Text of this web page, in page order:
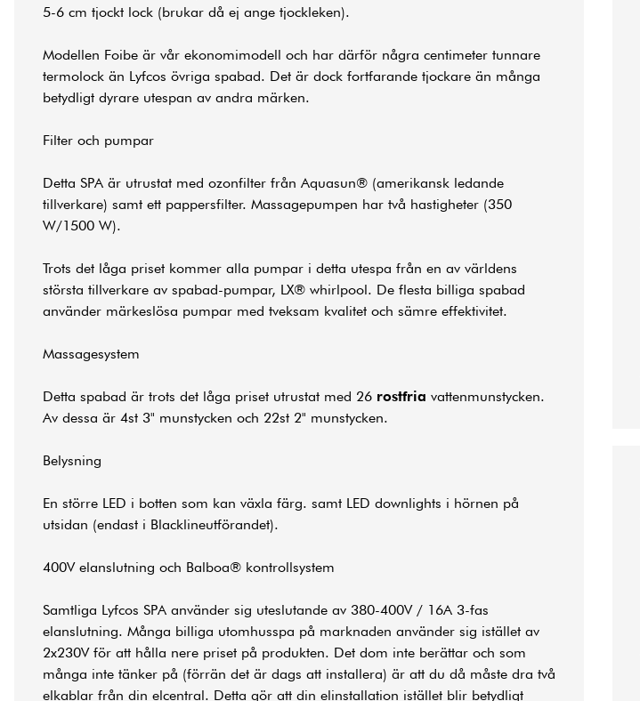
5-6 cm tjockt lock (brukar då ej ange tjockleken).
Modellen Foibe är vår ekonomimodell och har därför några centimeter tunnare
termolock än Lyfcos övriga spabad. Det är dock fortfarande tjockare än många
betydligt dyrare utespan av andra märken.
Filter och pumpar
Detta SPA är utrustat med ozonfilter från Aquasun® (amerikansk ledande
tillverkare) samt ett pappersfilter. Massagepumpen har två hastigheter (350
W/1500 W).
Trots det låga priset kommer alla pumpar i detta utespa från en av världens
största tillverkare av spabad-pumpar, LX® whirlpool. De flesta billiga spabad
använder märkeslösa pumpar med tveksam kvalitet och sämre effektivitet.
Massagesystem
Detta spabad är trots det låga priset utrustat med 26 rostfria vattenmunstycken.
Av dessa är 4st 3" munstycken och 22st 2" munstycken.
Belysning
En större LED i botten som kan växla färg. samt LED downlights i hörnen på
utsidan (endast i Blacklineutförandet).
400V elanslutning och Balboa® kontrollsystem
Samtliga Lyfcos SPA använder sig uteslutande av 380-400V / 16A 3-fas
elanslutning. Många billiga utomhusspa på marknaden använder sig istället av
2x230V för att hålla nere priset på produkten. Det dom inte berättar och som
många inte tänker på (förrän det är dags att installera) är att du då måste dra två
elkablar från din elcentral. Detta gör att din elinstallation istället blir betydligt